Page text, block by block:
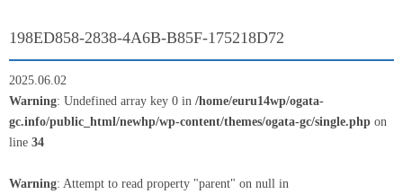
198ED858-2838-4A6B-B85F-175218D72
2025.06.02
Warning: Undefined array key 0 in /home/euru14wp/ogata-
gc.info/public_html/newhp/wp-content/themes/ogata-gc/single.php on
line 34
Warning: Attempt to read property "parent" on null in